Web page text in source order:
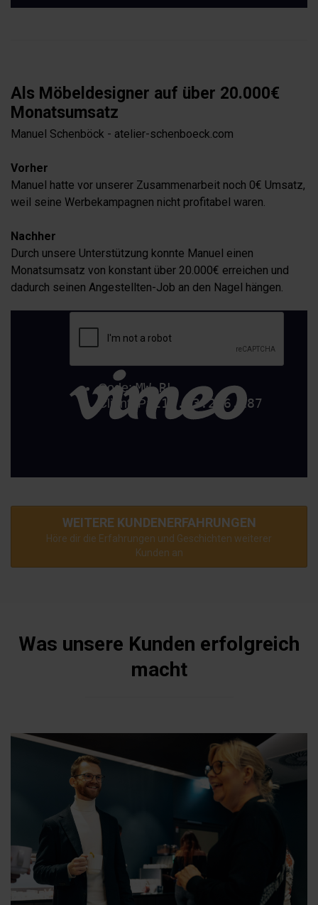
Als Möbeldesigner auf über 20.000€
Monatsumsatz
Manuel Schenböck - atelier-schenboeck.com
Vorher
Manuel hatte vor unserer Zusammenarbeit noch 0€ Umsatz,
weil seine Werbekampagnen nicht profitabel waren.
Nachher
Durch unsere Unterstützung konnte Manuel einen
Monatsumsatz von konstant über 20.000€ erreichen und
dadurch seinen Angestellten-Job an den Nagel hängen.
WEITERE KUNDENERFAHRUNGEN
Höre dir die Erfahrungen und Geschichten weiterer
Kunden an
Was unsere Kunden erfolgreich
macht